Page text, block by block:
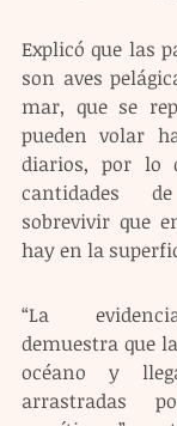
Explicó que las
son aves
mar, que se
pueden volar
diarios, por lo
cantidades
sobrevivir que
hay en la
“La
demuestra que
océano y
arrastradas